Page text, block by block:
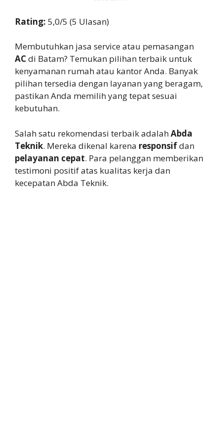
Rating: 5,0/5 (5 Ulasan)
Membutuhkan jasa service atau pemasangan
ACdi Batam? Temukan pilihan terbaik untuk
kenyamanan rumah atau kantor Anda. Banyak
pilihan tersedia dengan layanan yang beragam,
pastikan Anda memilih yang tepat sesuai
kebutuhan.
Salah satu rekomendasi terbaik adalahAbda
Teknik. Mereka dikenal karena responsifdan
pelayanan cepat. Para pelanggan memberikan
testimoni positif atas kualitas kerja dan
kecepatan Abda Teknik.